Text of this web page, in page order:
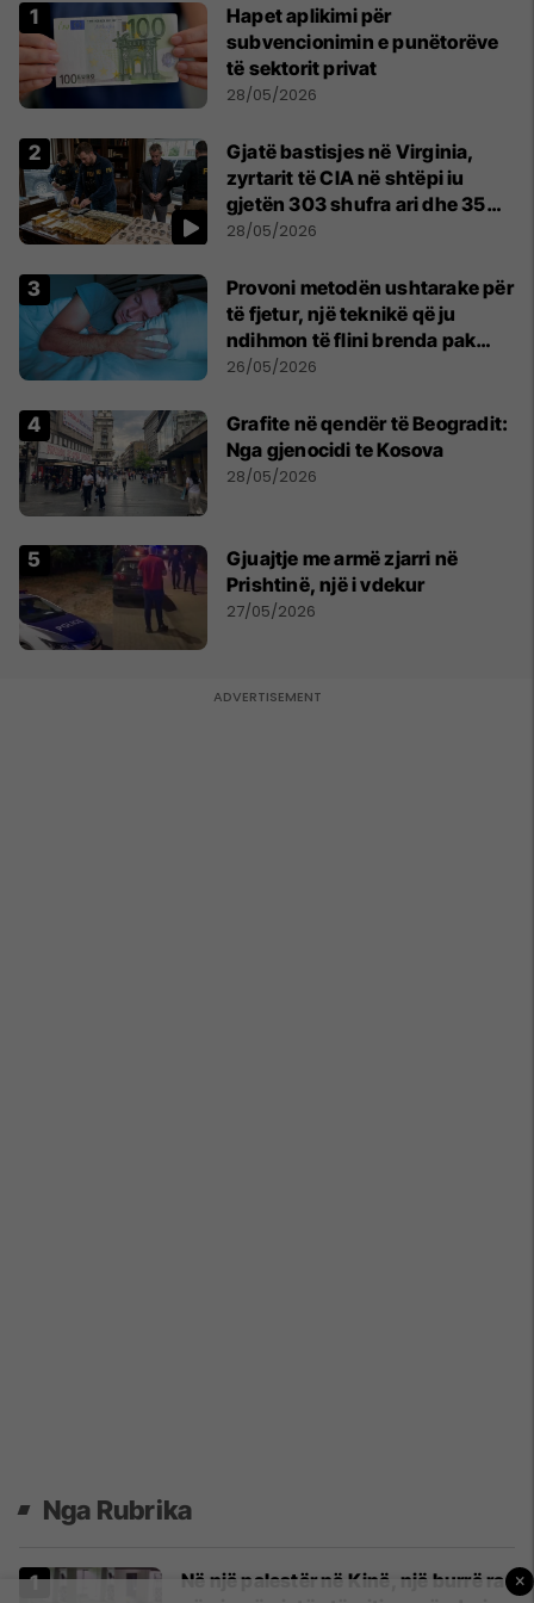
Hapet aplikimi për
subvencionimin e punëtorëve
të sektorit privat
28/05/2026
Gjatë bastisjes në Virginia,
zyrtarit të CIA në shtëpi iu
gjetën 303 shufra ari dhe 35
orë luksoze Rolex
28/05/2026
Provoni metodën ushtarake për
të fjetur, një teknikë që ju
ndihmon të flini brenda pak
minutash
26/05/2026
Grafite në qendër të Beogradit:
Nga gjenocidi te Kosova
28/05/2026
Gjuajtje me armë zjarri në
Prishtinë, një i vdekur
27/05/2026
Nga Rubrika
Në një palestër në Kinë, një burrë ra ×